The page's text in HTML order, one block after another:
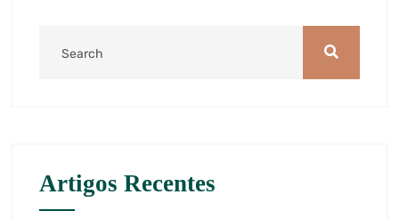
Artigos Recentes